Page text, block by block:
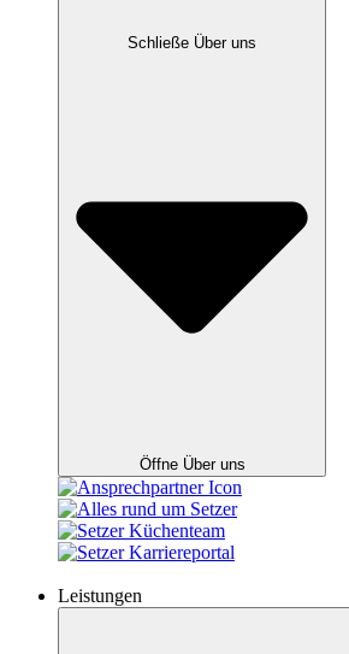
Schließe Über uns
Öffne Über uns
Leistungen